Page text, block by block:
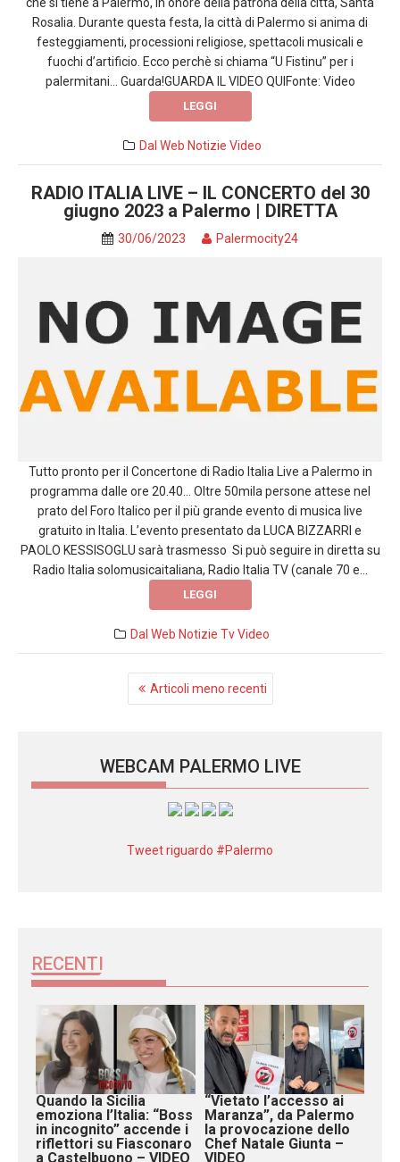
che si tiene a Palermo, in onore della patrona della città, Santa
Rosalia. Durante questa festa, la città di Palermo si anima di
festeggiamenti, processioni religiose, spettacoli musicali e
fuochi d’artificio. Ecco perchè si chiama “U Fistinu” per i
palermitani… Guarda!GUARDA IL VIDEO QUIFonte: Video
LEGGI
Dal Web Notizie Video
RADIO ITALIA LIVE – IL CONCERTO del 30
giugno 2023 a Palermo | DIRETTA
30/06/2023 Palermocity24
Tutto pronto per il Concertone di Radio Italia Live a Palermo in
programma dalle ore 20.40… Oltre 50mila persone attese nel
prato del Foro Italico per il più grande evento di musica live
gratuito in Italia. L’evento presentato da LUCA BIZZARRI e
PAOLO KESSISOGLU sarà trasmesso Si può seguire in diretta su
Radio Italia solomusicaitaliana, Radio Italia TV (canale 70 e...
LEGGI
Dal Web Notizie TvVideo
Articoli meno recenti
WEBCAM PALERMO LIVE
Tweet riguardo #Palermo
RECENTI
Quando la Sicilia
emoziona l’Italia: “Boss
in incognito” accende i
riflettori su Fiasconaro
a Castelbuono – VIDEO
“Vietato l’accesso ai
Maranza”, da Palermo
la provocazione dello
Chef Natale Giunta –
VIDEO